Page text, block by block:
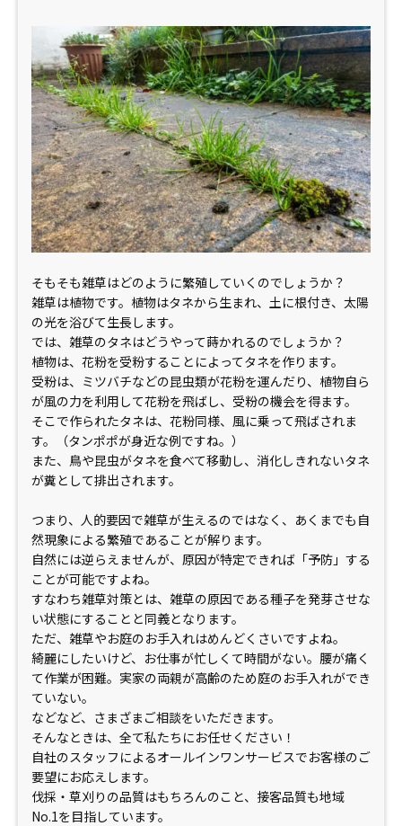
そもそも雑草はどのように繁殖していくのでしょうか？
雑草は植物です。植物はタネから生まれ、土に根付き、太陽
の光を浴びて生長します。
では、雑草のタネはどうやって蒔かれるのでしょうか？
植物は、花粉を受粉することによってタネを作ります。
受粉は、ミツバチなどの昆虫類が花粉を運んだり、植物自ら
が風の力を利用して花粉を飛ばし、受粉の機会を得ます。
そこで作られたタネは、花粉同様、風に乗って飛ばされま
す。（タンポポが身近な例ですね。）
また、鳥や昆虫がタネを食べて移動し、消化しきれないタネ
が糞として排出されます。
つまり、人的要因で雑草が生えるのではなく、あくまでも自
然現象による繁殖であることが解ります。
自然には逆らえませんが、原因が特定できれば「予防」する
ことが可能ですよね。
すなわち雑草対策とは、雑草の原因である種子を発芽させな
い状態にすることと同義となります。
ただ、雑草やお庭のお手入れはめんどくさいですよね。
綺麗にしたいけど、お仕事が忙しくて時間がない。腰が痛く
て作業が困難。実家の両親が高齢のため庭のお手入れができ
ていない。
などなど、さまざまご相談をいただきます。
そんなときは、全て私たちにお任せください！
自社のスタッフによるオールインワンサービスでお客様のご
要望にお応えします。
伐採・草刈りの品質はもちろんのこと、接客品質も地域
No.1を目指しています。